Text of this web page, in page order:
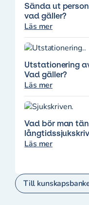
Sända ut
vad gäller?
Läs mer
Utstationering
Vad gäller?
Läs mer
Vad bör man
Läs mer
Till